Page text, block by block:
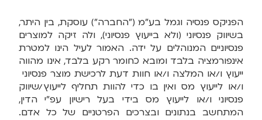
הפניקס פנסיה וגמל בע"מ ("החברה") עוסקת, בין היתר,
בשיווק פנסיוני (ולא בייעוץ פנסיוני), ולה זיקה למוצרים
פנסיוניים המנוהלים על ידה. האמור לעיל הינו למטרת
אינפורמציה בלבד ומובא כחומר רקע בלבד, אינו מהווה
ייעוץ ו/או המלצה ו/או חוות דעת לרכישת מוצר פנסיוני
ו/או לייעוץ מס ואין בו כדי להוות תחליף לייעוץ/שיווק
פנסיוני ו/או לייעוץ מס בידי בעל רישיון עפ"י הדין,
המתחשב בנתונים ובצרכים הפרטניים של כל אדם.